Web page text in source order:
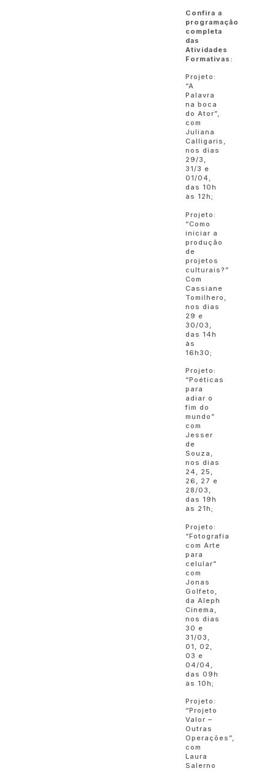
Confira a
programação
completa
das
Atividades
Formativas:
Projeto:
“A
Palavra
na boca
do Ator”,
com
Juliana
Calligaris,
nos dias
29/3,
31/3 e
01/04,
das 10h
às 12h;
Projeto:
“Como
iniciar a
produção
de
projetos
culturais?”
Com
Cassiane
Tomilhero,
nos dias
29 e
30/03,
das 14h
às
16h30;
Projeto:
“Poéticas
para
adiar o
fim do
mundo”
com
Jesser
de
Souza,
nos dias
24, 25,
26, 27 e
28/03,
das 19h
às 21h;
Projeto:
“Fotografia
com Arte
para
celular”
com
Jonas
Golfeto,
da Aleph
Cinema,
nos dias
30 e
31/03,
01, 02,
03 e
04/04,
das 09h
às 10h;
Projeto:
“Projeto
Valor –
Outras
Operações”,
com
Laura
Salerno